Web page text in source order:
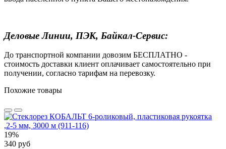
Деловые Линии, ПЭК, Байкал-Сервис:
До транспортной компании довозим БЕСПЛАТНО -
стоимость доставки клиент оплачивает самостоятельно при
получении, согласно тарифам на перевозку.
Похожие товары
19%
340 руб